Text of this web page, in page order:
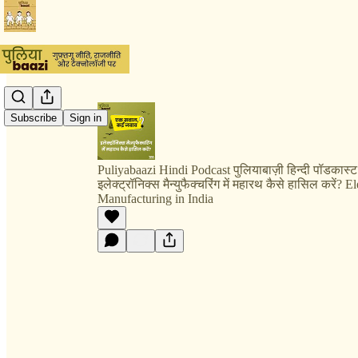
Subscribe Sign in
Puliyabaazi Hindi Podcast पुलियाबाज़ी हिन्दी पॉडकास्ट
इलेक्ट्रॉनिक्स मैन्युफैक्चरिंग में महारथ कैसे हासिल करें?
Manufacturing in India